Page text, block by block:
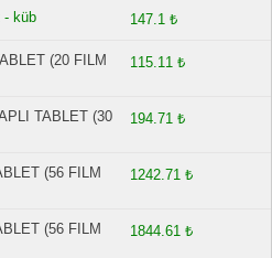
- küb 147.1 ₺
(20 FILM
115.11 ₺
TABLET (30
194.71 ₺
(56 FILM
1242.71 ₺
(56 FILM
1844.61 ₺